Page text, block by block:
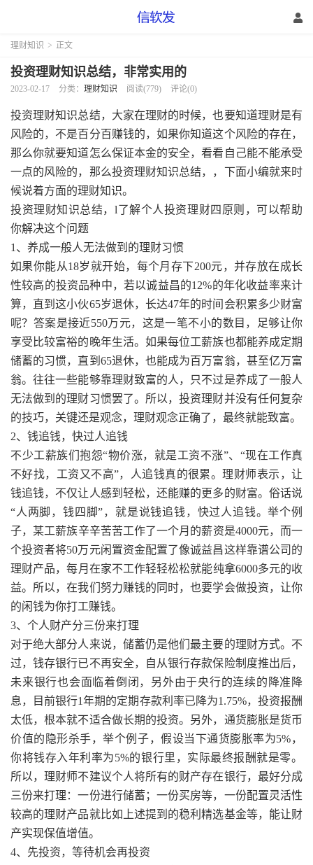
理财知识 > 正文
投资理财知识总结，非常实用的
2023-02-17 分类： 理财知识 阅读(779) 评论(0)
投资理财知识总结，大家在理财的时候，也要知道理财是有
风险的，不是百分百赚钱的，如果你知道这个风险的存在，
那么你就要知道怎么保证本金的安全，看看自己能不能承受
一点的风险的，那么投资理财知识总结，，下面小编就来时
候说着方面的理财知识。
投资理财知识总结，l了解个人投资理财四原则，可以帮助
你解决这个问题
1、养成一般人无法做到的理财习惯
如果你能从18岁就开始，每个月存下200元，并存放在成长
性较高的投资品种中，若以诚益昌的12%的年化收益率来计
算，直到这小伙65岁退休，长达47年的时间会积累多少财富
呢？答案是接近550万元，这是一笔不小的数目，足够让你
享受比较富裕的晚年生活。如果每位工薪族也都能养成定期
储蓄的习惯，直到65退休，也能成为百万富翁，甚至亿万富
翁。往往一些能够靠理财致富的人，只不过是养成了一般人
无法做到的理财习惯罢了。所以，投资理财并没有任何复杂
的技巧，关键还是观念，理财观念正确了，最终就能致富。
2、钱追钱，快过人追钱
不少工薪族们抱怨“物价涨，就是工资不涨”、“现在工作真
不好找，工资又不高”，人追钱真的很累。理财师表示，让
钱追钱，不仅让人感到轻松，还能赚的更多的财富。俗话说
“人两脚，钱四脚”，就是说钱追钱，快过人追钱。举个例
子，某工薪族辛辛苦苦工作了一个月的薪资是4000元，而一
个投资者将50万元闲置资金配置了像诚益昌这样靠谱公司的
理财产品，每月在家不工作轻轻松松就能纯拿6000多元的收
益。所以，在我们努力赚钱的同时，也要学会做投资，让你
的闲钱为你打工赚钱。
3、个人财产分三份来打理
对于绝大部分人来说，储蓄仍是他们最主要的理财方式。不
过，钱存银行已不再安全，自从银行存款保险制度推出后，
未来银行也会面临着倒闭，另外由于央行的连续的降准降
息，目前银行1年期的定期存款利率已降为1.75%，投资报酬
太低，根本就不适合做长期的投资。另外，通货膨胀是货币
价值的隐形杀手，举个例子，假设当下通货膨胀率为5%，
你将钱存入年利率为5%的银行里，实际最终报酬就是零。
所以，理财师不建议个人将所有的财产存在银行，最好分成
三份来打理：一份进行储蓄；一份买房等，一份配置灵活性
较高的理财产品就比如上述提到的稳利精选基金等，能让财
产实现保值增值。
4、先投资，等待机会再投资